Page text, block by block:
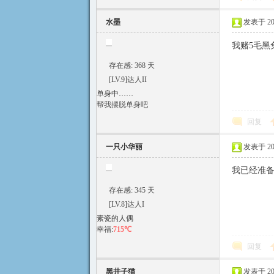
水墨
存在感: 368 天
[LV.9]达人II
单身中……
帮我摆脱单身吧
发表于
我赌5毛黑
回复
一只小华丽
存在感: 345 天
[LV.8]达人I
素瓷的人偶
幸福:715℃
发表于
我已经准
回复
黑井子猫 发表于